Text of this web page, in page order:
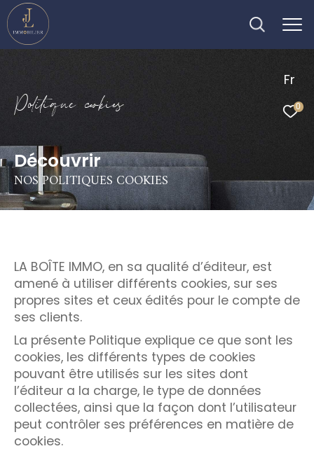
Fr
0
Poiique cokie
Découvrir
NOS POLITIQUES COOKIES
LA BOÎTE IMMO, en sa qualité d’éditeur, est
amené à utiliser différents cookies, sur ses
propres sites et ceux édités pour le compte de
ses clients.
La présente Politique explique ce que sont les
cookies, les différents types de cookies
pouvant être utilisés sur les sites dont
l’éditeur a la charge, le type de données
collectées, ainsi que la façon dont l’utilisateur
peut contrôler ses préférences en matière de
cookies.